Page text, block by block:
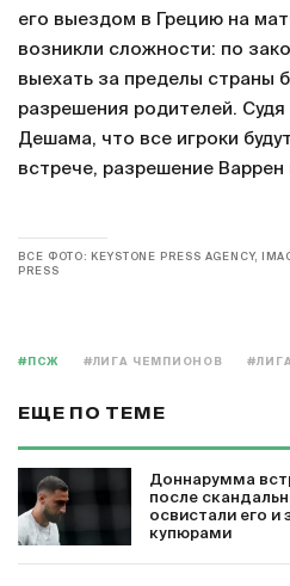
его выездом в Грецию на
возникли сложности: по
выехать за пределы страны
разрешения родителей.
Дешама, что все игроки
встрече, разрешение Варрен
ВСЕ ФОТО: KEYSTONE PRESS AGENCY,
PRESS
#ПСЖ #ЛИГА ЧЕМПИОНОВ #ЛИГА
ЕЩЕ ПО ТЕМЕ
Доннарумма
после
освистали его
купюрами